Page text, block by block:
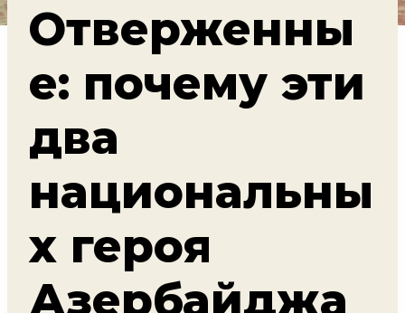
Отверженны
е: почему эти
два
национальны
х героя
Азербайджа